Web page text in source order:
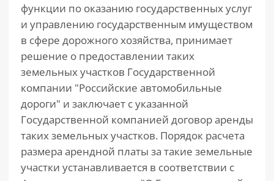
функции по оказанию государственных услуг
и управлению государственным имуществом
в сфере дорожного хозяйства, принимает
решение о предоставлении таких
земельных участков Государственной
компании "Российские автомобильные
дороги" и заключает с указанной
Государственной компанией договор аренды
таких земельных участков. Порядок расчета
размера арендной платы за такие земельные
участки устанавливается в соответствии с